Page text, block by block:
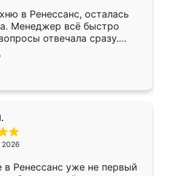
в Ренессанс, осталась
Менеджер всё быстро
отвечала сразу.
в субботу, подошёл к
Собрали
работали аккуратно, даже
2026
Ренессанс уже не первый